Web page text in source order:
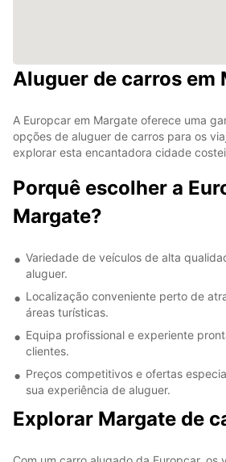
Aluguer de carros em
A Europcar em Margate oferece uma
opções de aluguer de carros para os
explorar esta encantadora cidade
Porquê escolher a
Margate?
Variedade de veículos de alta
aluguer.
Localização conveniente perto de
áreas turísticas.
Equipa profissional e experiente
clientes.
Preços competitivos e ofertas
sua experiência de aluguer.
Explorar Margate de